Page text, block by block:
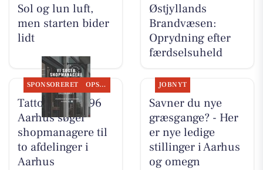
Sol og lun luft,
men starten bider
lidt
Østjyllands
Brandvæsen:
Oprydning efter
færdselsuheld
SPONSORERET OPSLAGSTAVLEN
Tattoo Studio 96
Aarhus søger
shopmanagere til
to afdelinger i
Aarhus
JOBNYT
Savner du nye
græsgange? - Her
er nye ledige
stillinger i Aarhus
og omegn